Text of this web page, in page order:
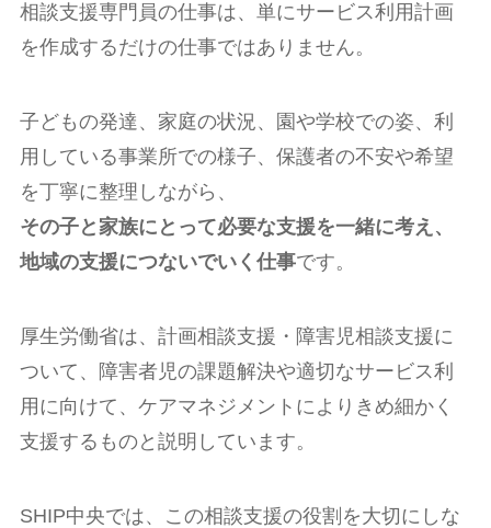
相談支援専門員の仕事は、単にサービス利用計画
を作成するだけの仕事ではありません。
子どもの発達、家庭の状況、園や学校での姿、利
用している事業所での様子、保護者の不安や希望
を丁寧に整理しながら、
その子と家族にとって必要な支援を一緒に考え、
地域の支援につないでいく仕事です。
厚生労働省は、計画相談支援・障害児相談支援に
ついて、障害者児の課題解決や適切なサービス利
用に向けて、ケアマネジメントによりきめ細かく
支援するものと説明しています。
SHIP中央では、この相談支援の役割を大切にしな